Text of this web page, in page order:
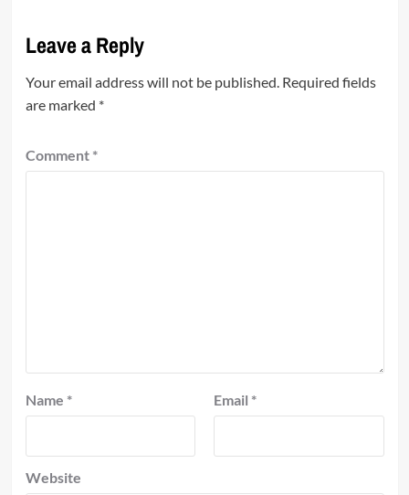
Leave a Reply
Your email address will not be published. Required fields
are marked *
Comment *
Name * Email *
Website